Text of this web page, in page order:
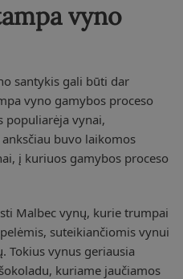
vyno
santykis gali būti dar
vyno gamybos proceso
populiarėja vynai,
buvo laikomos
į kuriuos gamybos proceso
Malbec vynų, kurie trumpai
suteikiančiomis vynui
Tokius vynus geriausia
kuriame jaučiamos